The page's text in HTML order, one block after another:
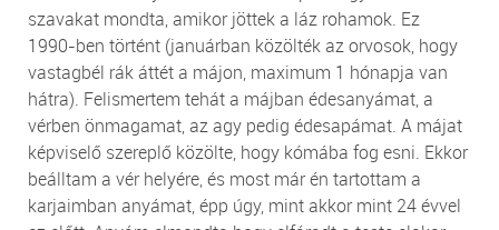
szavakat mondta, amikor jöttek a láz rohamok. Ez
1990-ben történt (januárban közölték az orvosok, hogy
vastagbél rák áttét a májon, maximum 1 hónapja van
hátra). Felismertem tehát a májban édesanyámat, a
vérben önmagamat, az agy pedig édesapámat. A májat
képviselő szereplő közölte, hogy kómába fog esni. Ekkor
beálltam a vér helyére, és most már én tartottam a
karjaimban anyámat, épp úgy, mint akkor mint 24 évvel